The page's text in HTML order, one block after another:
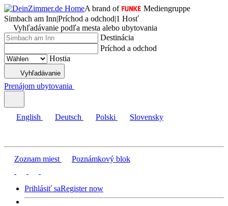
A brand of
Mediengruppe
Simbach am Inn|Príchod a odchod|1 Hosť
Vyhľadávanie podľa mesta alebo ubytovania
Destinácia
Príchod a odchod
Hostia
Vyhľadávanie
Prenájom ubytovania
English Deutsch Polski Slovensky
Zoznam miest Poznámkový blok
Prihlásiť saRegister now